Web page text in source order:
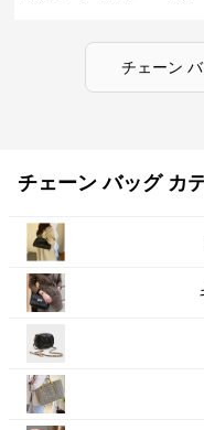
チェーン
チェーン バッグ カ